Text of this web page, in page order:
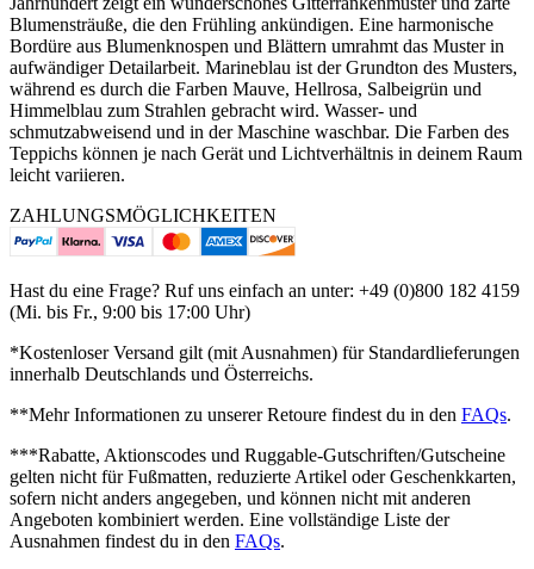
Blumensträuße, die den Frühling ankündigen. Eine harmonische
Bordüre aus Blumenknospen und Blättern umrahmt das Muster in
aufwändiger Detailarbeit. Marineblau ist der Grundton des Musters,
während es durch die Farben Mauve, Hellrosa, Salbeigrün und
Himmelblau zum Strahlen gebracht wird. Wasser- und
schmutzabweisend und in der Maschine waschbar. Die Farben des
Teppichs können je nach Gerät und Lichtverhältnis in deinem Raum
leicht variieren.
ZAHLUNGSMÖGLICHKEITEN
Hast du eine Frage? Ruf uns einfach an unter: +49 (0)800 182 4159
(Mi. bis Fr., 9:00 bis 17:00 Uhr)
*Kostenloser Versand gilt (mit Ausnahmen) für Standardlieferungen
innerhalb Deutschlands und Österreichs.
**Mehr Informationen zu unserer Retoure findest du in den FAQs.
***Rabatte, Aktionscodes und Ruggable-Gutschriften/Gutscheine
gelten nicht für Fußmatten, reduzierte Artikel oder Geschenkkarten,
sofern nicht anders angegeben, und können nicht mit anderen
Angeboten kombiniert werden. Eine vollständige Liste der
Ausnahmen findest du in den FAQs.